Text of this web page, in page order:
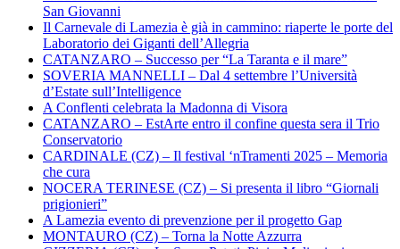
San Giovanni
Il Carnevale di Lamezia è già in cammino: riaperte le porte del
Laboratorio dei Giganti dell’Allegria
CATANZARO – Successo per “La Taranta e il mare”
SOVERIA MANNELLI – Dal 4 settembre l’Università
d’Estate sull’Intelligence
A Conflenti celebrata la Madonna di Visora
CATANZARO – EstArte entro il confine questa sera il Trio
Conservatorio
CARDINALE (CZ) – Il festival ‘nTramenti 2025 – Memoria
che cura
NOCERA TERINESE (CZ) – Si presenta il libro “Giornali
prigionieri”
A Lamezia evento di prevenzione per il progetto Gap
MONTAURO (CZ) – Torna la Notte Azzurra